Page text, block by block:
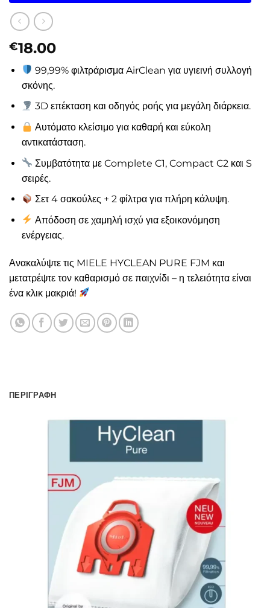
€18.00
99,99% φιλτράρισμα AirClean για υγιεινή συλλογή
σκόνης.
3D επέκταση και οδηγός ροής για μεγάλη διάρκεια.
Αυτόματο κλείσιμο για καθαρή και εύκολη
αντικατάσταση.
Συμβατότητα με Complete C1, Compact C2 και S
σειρές.
Σετ 4 σακούλες + 2 φίλτρα για πλήρη κάλυψη.
Απόδοση σε χαμηλή ισχύ για εξοικονόμηση
ενέργειας.
Ανακαλύψτε τις MIELE HYCLEAN PURE FJM και
μετατρέψτε τον καθαρισμό σε παιχνίδι – η τελειότητα είναι
ένα κλικ μακριά!
ΠΕΡΙΓΡΑΦΉ